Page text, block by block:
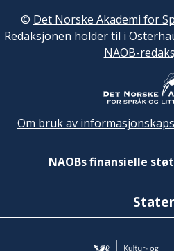
© Det Norske Akademi for
Redaksjonen holder til i
NAOB-
Om bruk av
NAOBs finansielle